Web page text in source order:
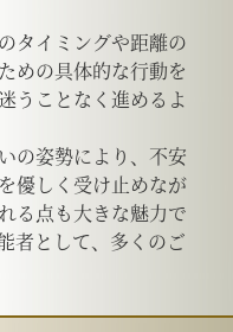
タイミングや距離の
めの具体的な行動を
うことなく進めるよ
の姿勢により、不安
優しく受け止めなが
る点も大きな魅力で
者として、多くのご